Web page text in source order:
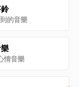
的音樂
情音樂